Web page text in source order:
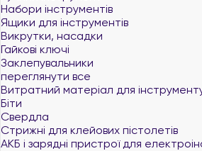
Набори інструментів
Ящики для інструментів
Викрутки, насадки
Гайкові ключі
Заклепувальники
переглянути все
Витратний матеріал для
Біти
Свердла
Стрижні для клейових пістолетів
АКБ і зарядні пристрої для